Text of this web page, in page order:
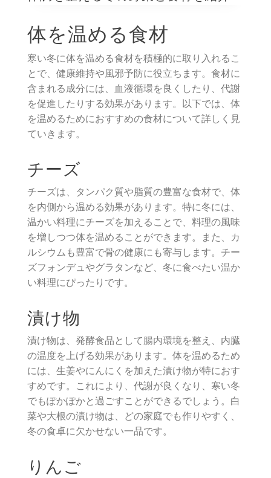
体を温める食材
寒い冬に体を温める食材を積極的に取り入れるこ
とで、健康維持や風邪予防に役立ちます。食材に
含まれる成分には、血液循環を良くしたり、代謝
を促進したりする効果があります。以下では、体
を温めるためにおすすめの食材について詳しく見
ていきます。
チーズ
チーズは、タンパク質や脂質の豊富な食材で、体
を内側から温める効果があります。特に冬には、
温かい料理にチーズを加えることで、料理の風味
を増しつつ体を温めることができます。また、カ
ルシウムも豊富で骨の健康にも寄与します。チー
ズフォンデュやグラタンなど、冬に食べたい温か
い料理にぴったりです。
漬け物
漬け物は、発酵食品として腸内環境を整え、内臓
の温度を上げる効果があります。体を温めるため
には、生姜やにんにくを加えた漬け物が特におす
すめです。これにより、代謝が良くなり、寒い冬
でもぽかぽかと過ごすことができるでしょう。白
菜や大根の漬け物は、どの家庭でも作りやすく、
冬の食卓に欠かせない一品です。
りんご